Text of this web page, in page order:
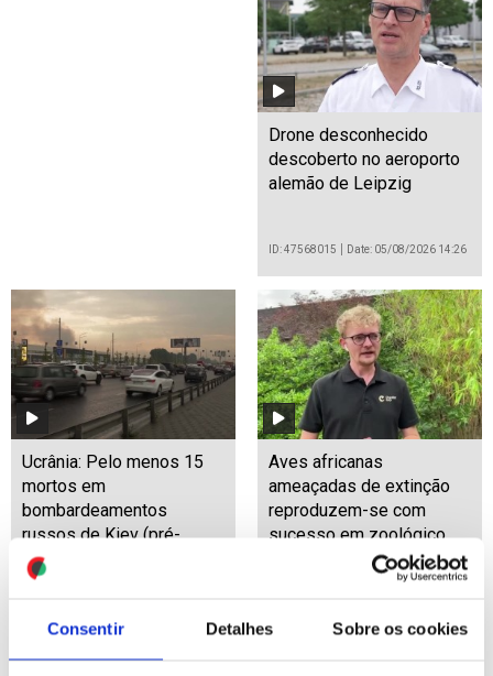
Consentir Detalhes Sobre os cookies
Drone desconhecido
descoberto no aeroporto
alemão de Leipzig
ID: 47568015 Date: 05/08/2026 14:26
Ucrânia: Pelo menos 15
mortos em
bombardeamentos
russos de Kiev (pré-
editado 2)
Aves africanas
ameaçadas de extinção
reproduzem-se com
sucesso em zoológico